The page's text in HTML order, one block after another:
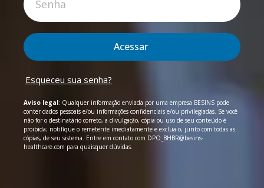
Acessar
Esqueceu sua senha?
Aviso legal: Qualquer informação enviada por uma empresa BESINS pode
conter dados pessoais e/ou informações confidenciais e/ou privilegiadas. Se você
não for o destinatário correto, a divulgação, cópia ou uso de seu conteúdo é
proibida; notifique o remetente imediatamente e exclua-o, junto com todas as
cópias, de seu sistema. Entre em contato com DPO_BHBR@besins-
healthcare.com para quaisquer dúvidas.